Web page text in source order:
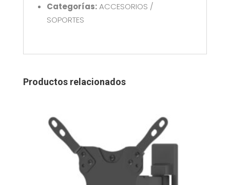
Categorías:ACCESORIOS /
SOPORTES
Productos relacionados